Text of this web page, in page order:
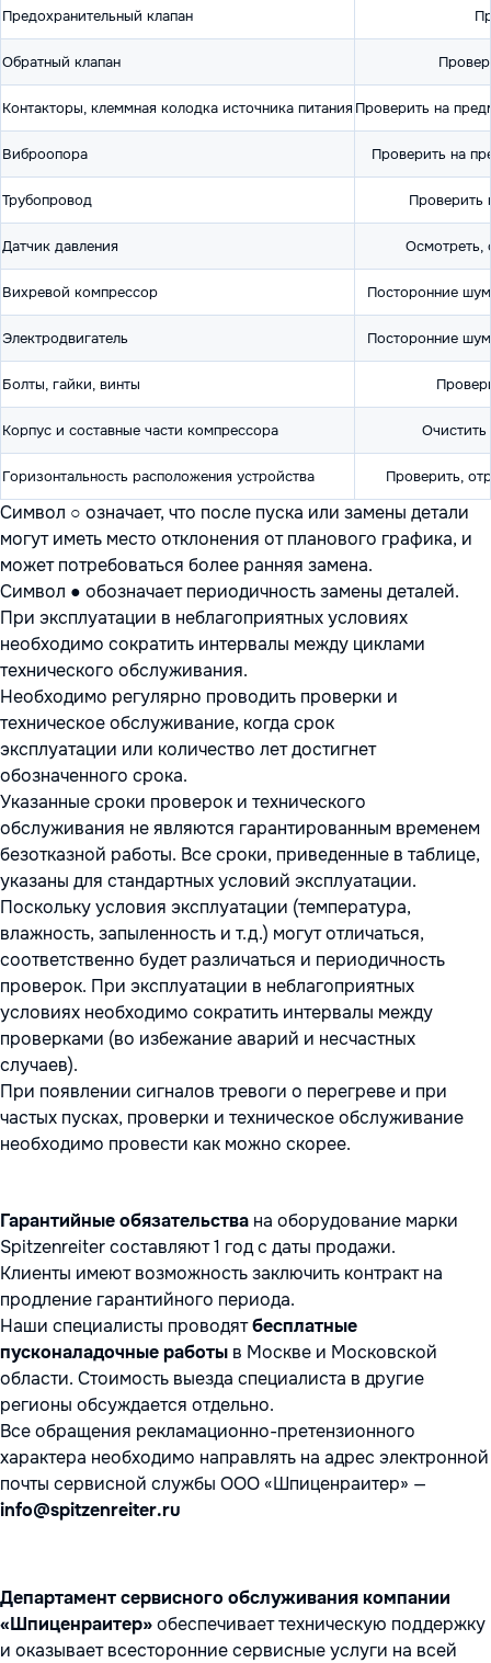
Предохранительный клапан
Обратный клапан
Контакторы, клеммная колодка источника питания Проверить на
Виброопора Проверить на
Трубопровод Проверить
Датчик давления Осмотреть,
Вихревой компрессор Посторонние
Электродвигатель Посторонние
Болты, гайки, винты
Корпус и составные части компрессора
Горизонтальность расположения устройства Проверить,
Символ ○ означает, что после пуска или замены детали
могут иметь место отклонения от планового графика, и
может потребоваться более ранняя замена.
Символ ● обозначает периодичность замены деталей.
При эксплуатации в неблагоприятных условиях
необходимо сократить интервалы между циклами
технического обслуживания.
Необходимо регулярно проводить проверки и
техническое обслуживание, когда срок
эксплуатации или количество лет достигнет
обозначенного срока.
Указанные сроки проверок и технического
обслуживания не являются гарантированным временем
безотказной работы. Все сроки, приведенные в таблице,
указаны для стандартных условий эксплуатации.
Поскольку условия эксплуатации (температура,
влажность, запыленность и т.д.) могут отличаться,
соответственно будет различаться и периодичность
проверок. При эксплуатации в неблагоприятных
условиях необходимо сократить интервалы между
проверками (во избежание аварий и несчастных
случаев).
При появлении сигналов тревоги о перегреве и при
частых пусках, проверки и техническое обслуживание
необходимо провести как можно скорее.
Гарантийные обязательства на оборудование марки
Spitzenreiter составляют 1 год с даты продажи.
Клиенты имеют возможность заключить контракт на
продление гарантийного периода.
Наши специалисты проводятбесплатные
пусконаладочные работы в Москве и Московской
области. Стоимость выезда специалиста в другие
регионы обсуждается отдельно.
Все обращения рекламационно-претензионного
характера необходимо направлять на адрес электронной
почты сервисной службы ООО «Шпиценраитер» —
info@spitzenreiter.ru
Департамент сервисного обслуживания компании
«Шпиценраитер»обеспечивает техническую поддержку
и оказывает всесторонние сервисные услуги на всей